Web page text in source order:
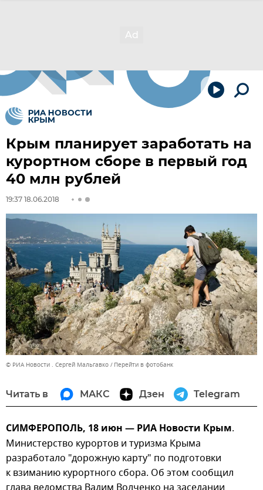
Крым планирует заработать на
курортном сборе в первый год
40 млн рублей
19:37 18.06.2018
© РИА Новости . Сергей Мальгавко Перейти в фотобанк
Читать в МАКС Дзен Telegram
СИМФЕРОПОЛЬ, 18 июн — РИА Новости Крым.
Министерство курортов и туризма Крыма
разработало "дорожную карту" по подготовки
к взиманию курортного сбора. Об этом сообщил